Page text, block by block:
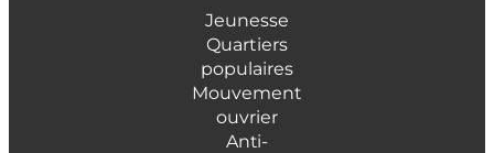
Jeunesse
Quartiers
populaires
Mouvement
ouvrier
Anti-